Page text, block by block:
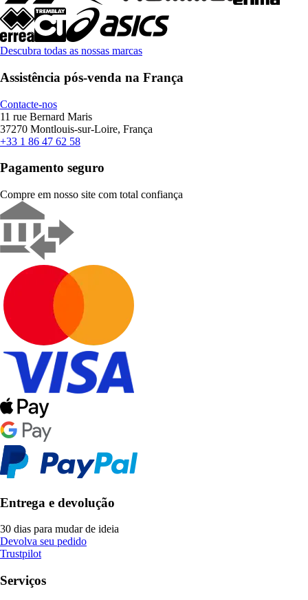
Descubra todas as nossas marcas
Assistência pós-venda na França
Contacte-nos
11 rue Bernard Maris
37270 Montlouis-sur-Loire, França
+33 1 86 47 62 58
Pagamento seguro
Compre em nosso site com total confiança
Entrega e devolução
30 dias para mudar de ideia
Devolva seu pedido
Trustpilot
Serviços